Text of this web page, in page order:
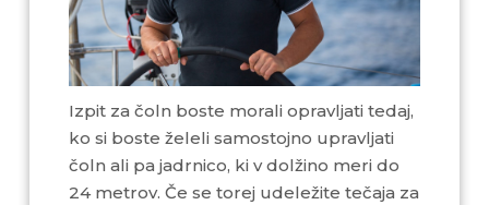
Izpit za čoln boste morali opravljati tedaj,
ko si boste želeli samostojno upravljati
čoln ali pa jadrnico, ki v dolžino meri do
24 metrov. Če se torej udeležite tečaja za